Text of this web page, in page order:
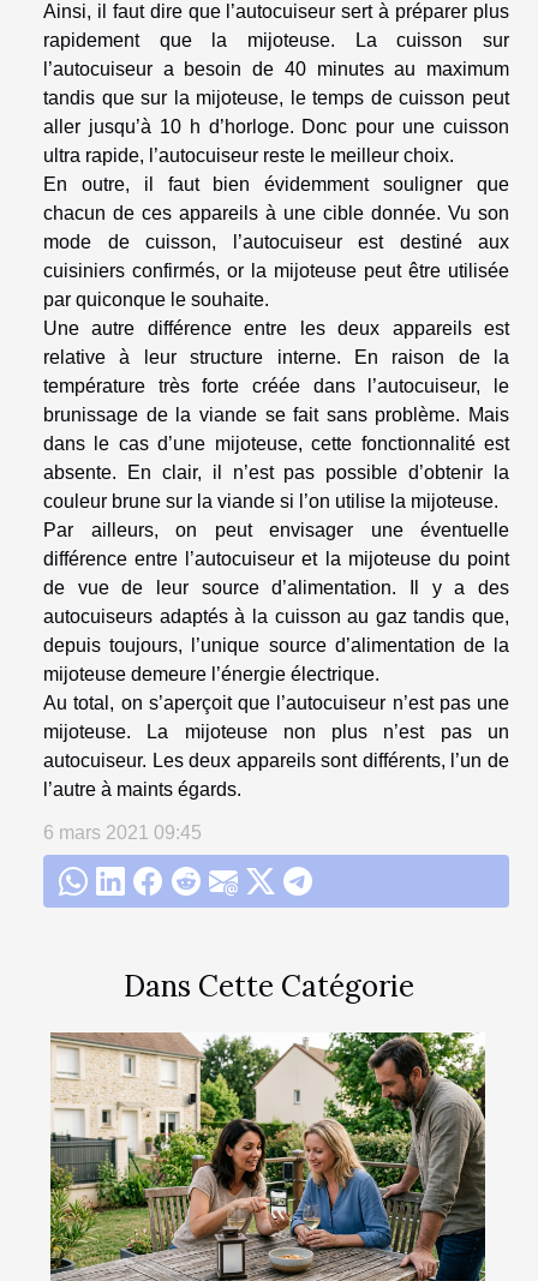
Dans Cette Catégorie
Ainsi, il faut dire que l’autocuiseur sert à préparer plus
rapidement que la mijoteuse. La cuisson sur
l’autocuiseur a besoin de 40 minutes au maximum
tandis que sur la mijoteuse, le temps de cuisson peut
aller jusqu’à 10 h d’horloge. Donc pour une cuisson
ultra rapide, l’autocuiseur reste le meilleur choix.
En outre, il faut bien évidemment souligner que
chacun de ces appareils à une cible donnée. Vu son
mode de cuisson, l’autocuiseur est destiné aux
cuisiniers confirmés, or la mijoteuse peut être utilisée
par quiconque le souhaite.
Une autre différence entre les deux appareils est
relative à leur structure interne. En raison de la
température très forte créée dans l’autocuiseur, le
brunissage de la viande se fait sans problème. Mais
dans le cas d’une mijoteuse, cette fonctionnalité est
absente. En clair, il n’est pas possible d’obtenir la
couleur brune sur la viande si l’on utilise la mijoteuse.
Par ailleurs, on peut envisager une éventuelle
différence entre l’autocuiseur et la mijoteuse du point
de vue de leur source d’alimentation. Il y a des
autocuiseurs adaptés à la cuisson au gaz tandis que,
depuis toujours, l’unique source d’alimentation de la
mijoteuse demeure l’énergie électrique.
Au total, on s’aperçoit que l’autocuiseur n’est pas une
mijoteuse. La mijoteuse non plus n’est pas un
autocuiseur. Les deux appareils sont différents, l’un de
l’autre à maints égards.
6 mars 2021 09:45